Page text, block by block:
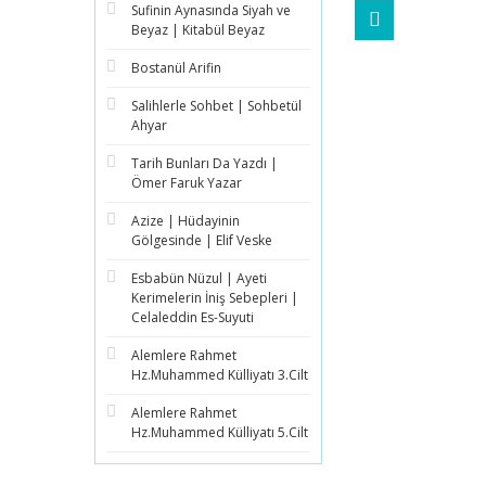
Sufinin Aynasında Siyah ve
Beyaz | Kitabül Beyaz
Bostanül Arifin
Salihlerle Sohbet | Sohbetül
Ahyar
Tarih Bunları Da Yazdı |
Ömer Faruk Yazar
Azize | Hüdayinin
Gölgesinde | Elif Veske
Esbabün Nüzul | Ayeti
Kerimelerin İniş Sebepleri |
Celaleddin Es-Suyuti
Alemlere Rahmet
Hz.Muhammed Külliyatı 3.Cilt
Alemlere Rahmet
Hz.Muhammed Külliyatı 5.Cilt